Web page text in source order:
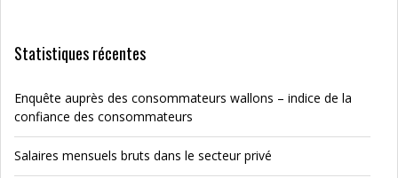
Statistiques récentes
Enquête auprès des consommateurs wallons – indice de la
confiance des consommateurs
Salaires mensuels bruts dans le secteur privé